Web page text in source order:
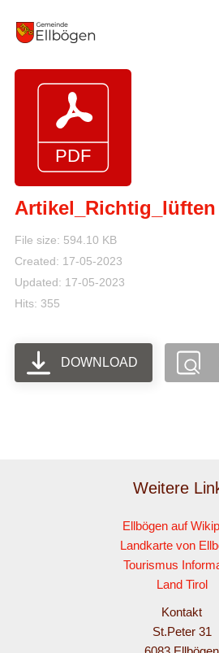
Inhalt
Artikel_Richtig_lüften
File size: 594.10 KB
Created: 17-05-2023
Updated: 17-05-2023
Hits: 355
DOWNLOAD
Weitere
Ellbögen auf
Landkarte von
Tourismus
Land Tirol
Kontakt
St.Peter 31